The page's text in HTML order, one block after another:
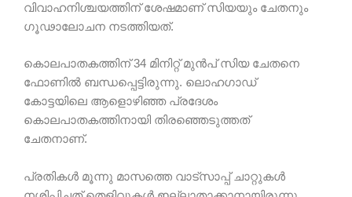
വിവാഹനിശ്ചയത്തിന് ശേഷമാണ് സിയയും ചേതനും
ഗൂഢാലോചന നടത്തിയത്.
കൊലപാതകത്തിന് 34 മിനിറ്റ് മുൻപ് സിയ ചേതനെ
ഫോണിൽ ബന്ധപ്പെട്ടിരുന്നു. ലൊഹഗാഡ്
കോട്ടയിലെ ആളൊഴിഞ്ഞ പ്രദേശം
കൊലപാതകത്തിനായി തിരഞ്ഞെടുത്തത്
ചേതനാണ്.
പ്രതികൾ മൂന്നു മാസത്തെ വാട്സാപ്പ് ചാറ്റുകൾ